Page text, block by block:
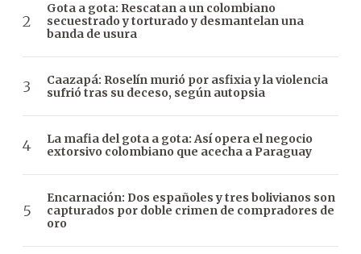
Gota a gota: Rescatan a un colombiano
secuestrado y torturado y desmantelan una
banda de usura
Caazapá: Roselín murió por asfixia y la violencia
sufrió tras su deceso, según autopsia
La mafia del gota a gota: Así opera el negocio
extorsivo colombiano que acecha a Paraguay
Encarnación: Dos españoles y tres bolivianos son
capturados por doble crimen de compradores de
oro